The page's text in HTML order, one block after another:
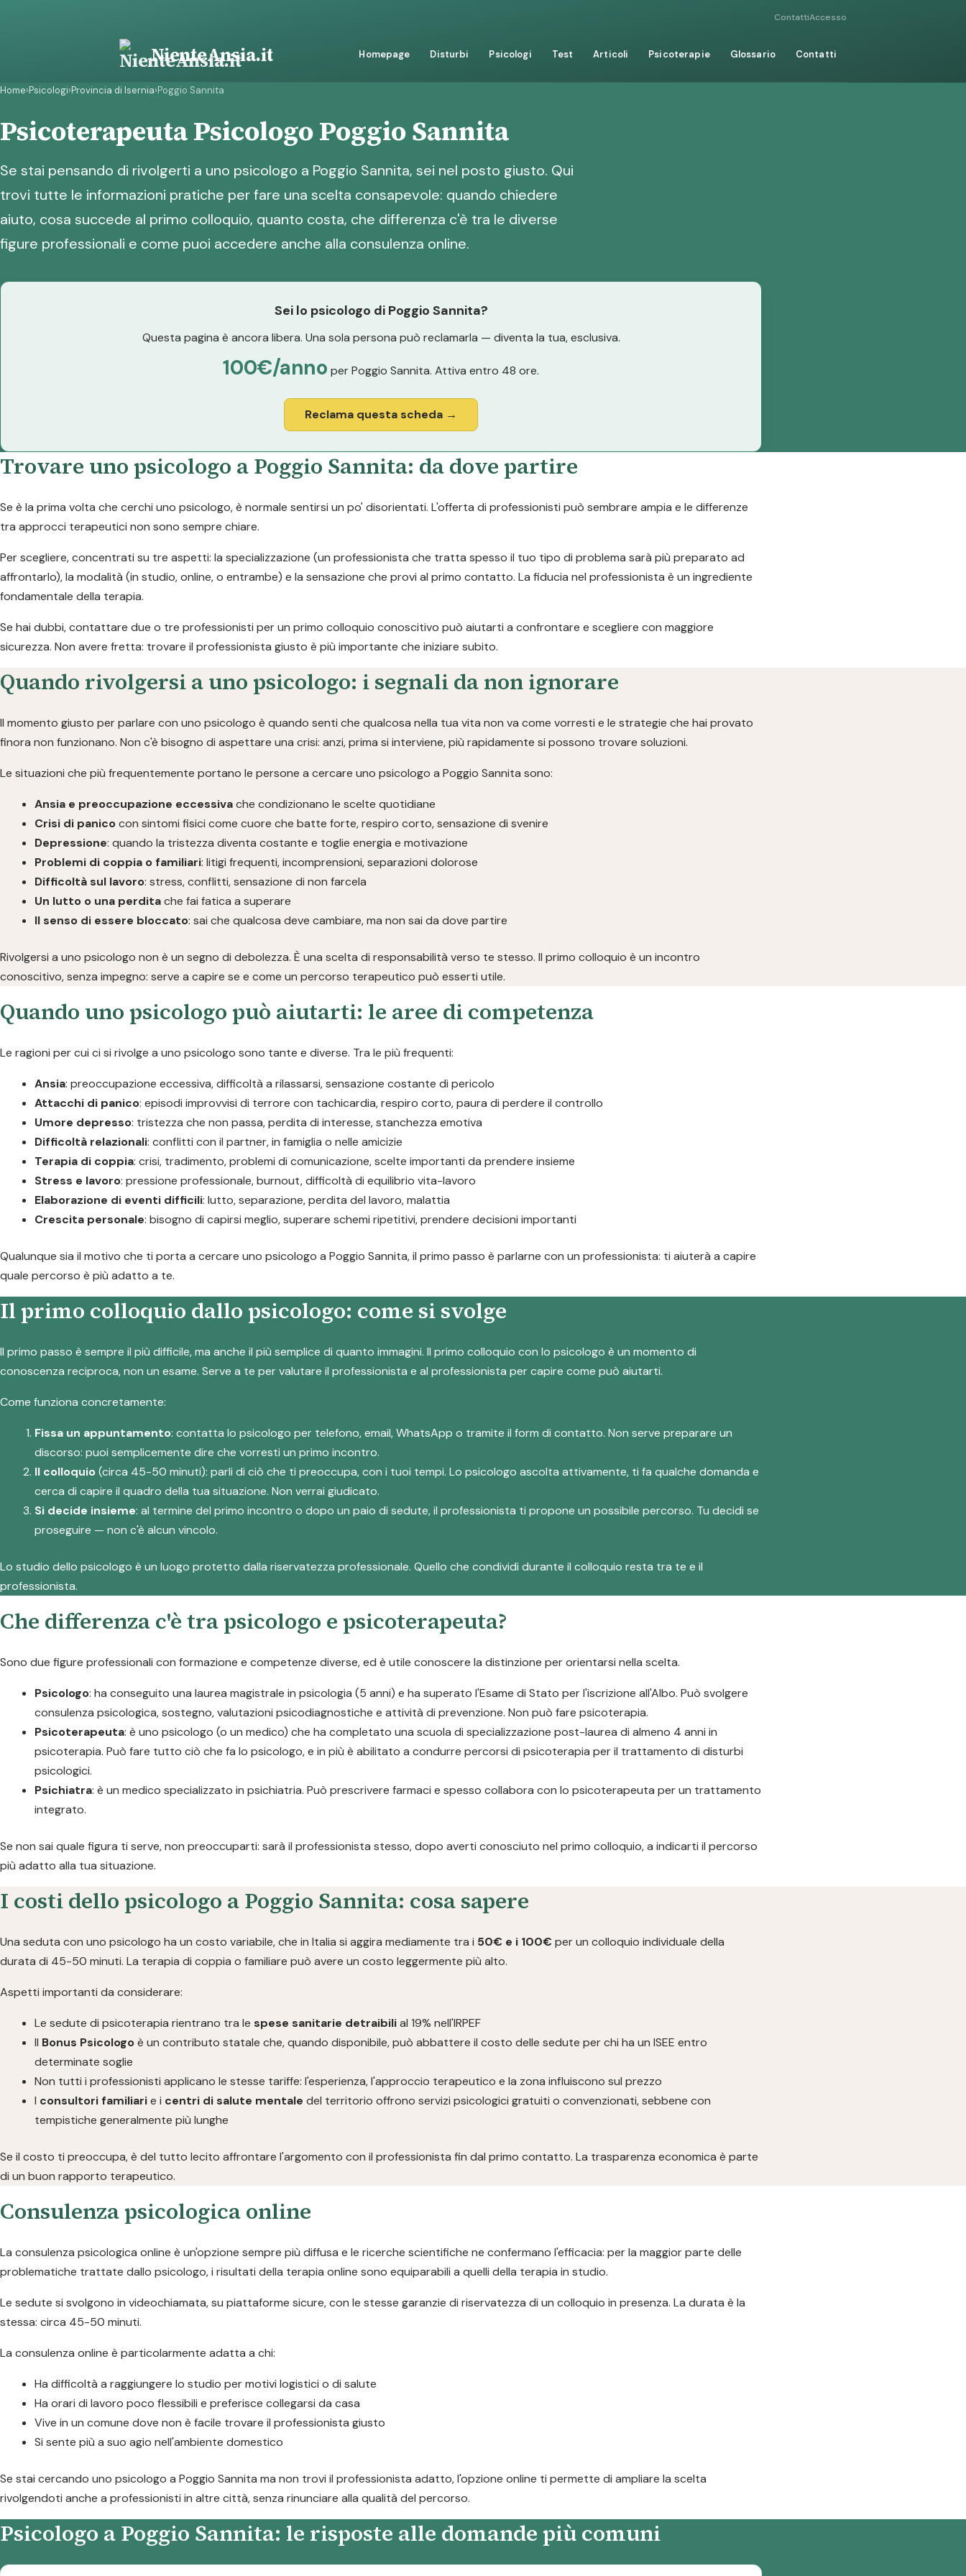
ContattiAccesso
NienteAnsia.it Homepage Disturbi Psicologi Test Articoli Psicoterapie Glossario Contatti
Home›Psicologi›Provincia di Isernia›Poggio Sannita
Psicoterapeuta Psicologo Poggio Sannita
Se stai pensando di rivolgerti a uno psicologo a Poggio Sannita, sei nel posto giusto. Qui
trovi tutte le informazioni pratiche per fare una scelta consapevole: quando chiedere
aiuto, cosa succede al primo colloquio, quanto costa, che differenza c'è tra le diverse
figure professionali e come puoi accedere anche alla consulenza online.
Sei lo psicologo di Poggio Sannita?
Questa pagina è ancora libera. Una sola persona può reclamarla — diventa la tua, esclusiva.
100€/anno per Poggio Sannita. Attiva entro 48 ore.
Reclama questa scheda →
Trovare uno psicologo a Poggio Sannita: da dove partire
Se è la prima volta che cerchi uno psicologo, è normale sentirsi un po' disorientati. L'offerta di professionisti può sembrare ampia e le differenze
tra approcci terapeutici non sono sempre chiare.
Per scegliere, concentrati su tre aspetti: la specializzazione (un professionista che tratta spesso il tuo tipo di problema sarà più preparato ad
affrontarlo), la modalità (in studio, online, o entrambe) e la sensazione che provi al primo contatto. La fiducia nel professionista è un ingrediente
fondamentale della terapia.
Se hai dubbi, contattare due o tre professionisti per un primo colloquio conoscitivo può aiutarti a confrontare e scegliere con maggiore
sicurezza. Non avere fretta: trovare il professionista giusto è più importante che iniziare subito.
Quando rivolgersi a uno psicologo: i segnali da non ignorare
Il momento giusto per parlare con uno psicologo è quando senti che qualcosa nella tua vita non va come vorresti e le strategie che hai provato
finora non funzionano. Non c'è bisogno di aspettare una crisi: anzi, prima si interviene, più rapidamente si possono trovare soluzioni.
Le situazioni che più frequentemente portano le persone a cercare uno psicologo a Poggio Sannita sono:
Ansia e preoccupazione eccessivache condizionano le scelte quotidiane
Crisi di panicocon sintomi fisici come cuore che batte forte, respiro corto, sensazione di svenire
Depressione: quando la tristezza diventa costante e toglie energia e motivazione
Problemi di coppia o familiari: litigi frequenti, incomprensioni, separazioni dolorose
Difficoltà sul lavoro: stress, conflitti, sensazione di non farcela
Un lutto o una perditache fai fatica a superare
Il senso di essere bloccato: sai che qualcosa deve cambiare, ma non sai da dove partire
Rivolgersi a uno psicologo non è un segno di debolezza. È una scelta di responsabilità verso te stesso. Il primo colloquio è un incontro
conoscitivo, senza impegno: serve a capire se e come un percorso terapeutico può esserti utile.
Quando uno psicologo può aiutarti: le aree di competenza
Le ragioni per cui ci si rivolge a uno psicologo sono tante e diverse. Tra le più frequenti:
Ansia: preoccupazione eccessiva, difficoltà a rilassarsi, sensazione costante di pericolo
Attacchi di panico: episodi improvvisi di terrore con tachicardia, respiro corto, paura di perdere il controllo
Umore depresso: tristezza che non passa, perdita di interesse, stanchezza emotiva
Difficoltà relazionali: conflitti con il partner, in famiglia o nelle amicizie
Terapia di coppia: crisi, tradimento, problemi di comunicazione, scelte importanti da prendere insieme
Stress e lavoro: pressione professionale, burnout, difficoltà di equilibrio vita-lavoro
Elaborazione di eventi difficili: lutto, separazione, perdita del lavoro, malattia
Crescita personale: bisogno di capirsi meglio, superare schemi ripetitivi, prendere decisioni importanti
Qualunque sia il motivo che ti porta a cercare uno psicologo a Poggio Sannita, il primo passo è parlarne con un professionista: ti aiuterà a capire
quale percorso è più adatto a te.
Il primo colloquio dallo psicologo: come si svolge
Il primo passo è sempre il più difficile, ma anche il più semplice di quanto immagini. Il primo colloquio con lo psicologo è un momento di
conoscenza reciproca, non un esame. Serve a te per valutare il professionista e al professionista per capire come può aiutarti.
Come funziona concretamente:
Fissa un appuntamento: contatta lo psicologo per telefono, email, WhatsApp o tramite il form di contatto. Non serve preparare un
discorso: puoi semplicemente dire che vorresti un primo incontro.
Il colloquio(circa 45-50 minuti): parli di ciò che ti preoccupa, con i tuoi tempi. Lo psicologo ascolta attivamente, ti fa qualche domanda e
cerca di capire il quadro della tua situazione. Non verrai giudicato.
Si decide insieme: al termine del primo incontro o dopo un paio di sedute, il professionista ti propone un possibile percorso. Tu decidi se
proseguire — non c'è alcun vincolo.
Lo studio dello psicologo è un luogo protetto dalla riservatezza professionale. Quello che condividi durante il colloquio resta tra te e il
professionista.
Che differenza c'è tra psicologo e psicoterapeuta?
Sono due figure professionali con formazione e competenze diverse, ed è utile conoscere la distinzione per orientarsi nella scelta.
Psicologo: ha conseguito una laurea magistrale in psicologia (5 anni) e ha superato l'Esame di Stato per l'iscrizione all'Albo. Può svolgere
consulenza psicologica, sostegno, valutazioni psicodiagnostiche e attività di prevenzione. Non può fare psicoterapia.
Psicoterapeuta: è uno psicologo (o un medico) che ha completato una scuola di specializzazione post-laurea di almeno 4 anni in
psicoterapia. Può fare tutto ciò che fa lo psicologo, e in più è abilitato a condurre percorsi di psicoterapia per il trattamento di disturbi
psicologici.
Psichiatra: è un medico specializzato in psichiatria. Può prescrivere farmaci e spesso collabora con lo psicoterapeuta per un trattamento
integrato.
Se non sai quale figura ti serve, non preoccuparti: sarà il professionista stesso, dopo averti conosciuto nel primo colloquio, a indicarti il percorso
più adatto alla tua situazione.
I costi dello psicologo a Poggio Sannita: cosa sapere
Una seduta con uno psicologo ha un costo variabile, che in Italia si aggira mediamente tra i 50€ e i 100€ per un colloquio individuale della
durata di 45-50 minuti. La terapia di coppia o familiare può avere un costo leggermente più alto.
Aspetti importanti da considerare:
Le sedute di psicoterapia rientrano tra le spese sanitarie detraibilial 19% nell'IRPEF
Il Bonus Psicologoè un contributo statale che, quando disponibile, può abbattere il costo delle sedute per chi ha un ISEE entro
determinate soglie
Non tutti i professionisti applicano le stesse tariffe: l'esperienza, l'approccio terapeutico e la zona influiscono sul prezzo
I consultori familiarie i centri di salute mentale del territorio offrono servizi psicologici gratuiti o convenzionati, sebbene con
tempistiche generalmente più lunghe
Se il costo ti preoccupa, è del tutto lecito affrontare l'argomento con il professionista fin dal primo contatto. La trasparenza economica è parte
di un buon rapporto terapeutico.
Consulenza psicologica online
La consulenza psicologica online è un'opzione sempre più diffusa e le ricerche scientifiche ne confermano l'efficacia: per la maggior parte delle
problematiche trattate dallo psicologo, i risultati della terapia online sono equiparabili a quelli della terapia in studio.
Le sedute si svolgono in videochiamata, su piattaforme sicure, con le stesse garanzie di riservatezza di un colloquio in presenza. La durata è la
stessa: circa 45-50 minuti.
La consulenza online è particolarmente adatta a chi:
Ha difficoltà a raggiungere lo studio per motivi logistici o di salute
Ha orari di lavoro poco flessibili e preferisce collegarsi da casa
Vive in un comune dove non è facile trovare il professionista giusto
Si sente più a suo agio nell'ambiente domestico
Se stai cercando uno psicologo a Poggio Sannita ma non trovi il professionista adatto, l'opzione online ti permette di ampliare la scelta
rivolgendoti anche a professionisti in altre città, senza rinunciare alla qualità del percorso.
Psicologo a Poggio Sannita: le risposte alle domande più comuni